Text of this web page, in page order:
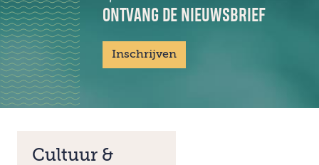
ONTVANG DE NIEUWSBRIEF
Inschrijven
Cultuur &